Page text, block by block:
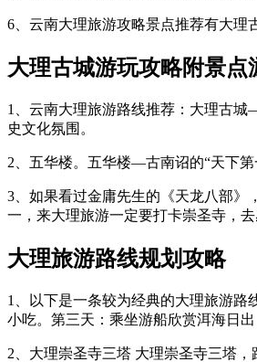
6、云南大理旅游攻略景点推荐有大理
大理古城游玩攻略附景点
1、云南大理旅游路线推荐：大理古
史文化氛围。
2、五华楼。五华楼—古南诏的“天下
3、如果看过金庸先生的《天龙八部》
一，来大理旅游一定要打卡崇圣寺，
大理旅游路线规划攻略
1、以下是一条较为经典的大理旅游
小吃。第三天：乘坐游船欣赏洱海日出
2、大理崇圣寺三塔 大理崇圣寺三塔